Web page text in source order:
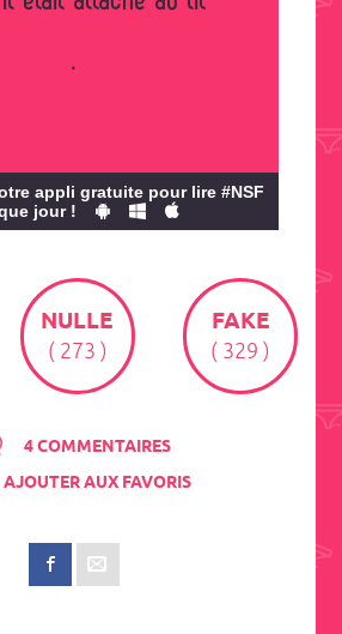
.
appli gratuite pour lire #NSF
jour !
NULLE
( 273 )
FAKE
( 329 )
4 COMMENTAIRES
AJOUTER AUX FAVORIS